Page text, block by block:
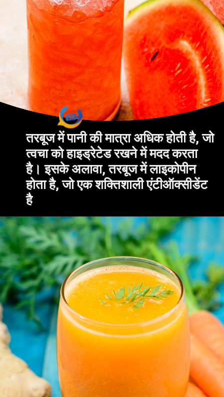
तरबूज में पानी की मात्रा अधिक होती है, जो
त्वचा को हाइड्रेटेड रखने में मदद करता
है। इसके अलावा, तरबूज में लाइकोपीन
होता है, जो एक शक्तिशाली एंटीऑक्सीडेंट
है